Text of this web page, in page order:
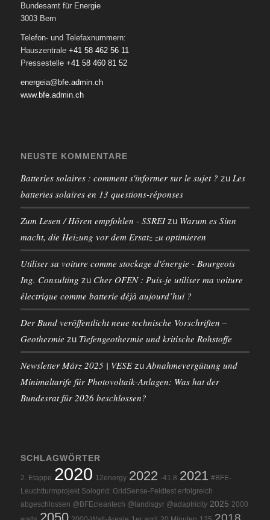
Bundesamt für Energie
3003 Bern
Telefon- und Telefaxnummern:
Hauszentrale +41 58 462 56 11
Pressestelle +41 58 460 81 52
energeia@bfe.admin.ch
www.bfe.admin.ch
NEUSTE KOMMENTARE
Batteries solaires : comment s'informer sur le sujet ? zu Les
batteries solaires en 13 questions-réponses
Zum Lesen / Hören empfohlen - SSREIzu Warum es Sinn
macht, die Heizung vor dem Ersatz zu optimieren
Utiliser sa voiture comme stockage d'énergie - Bourgeois
Ing. Consulting zu Cher OFEN : Puis-je utiliser ma voiture
électrique comme batterie déjà aujourd’hui ?
Der Bund veröffentlicht neue technische Vorschriften –
Geothermie zu Tiefengeothermie und kritische Rohstoffe
Newsletter März 2025 | VESEzu Abnahmevergütung und
Minimaltarife für Photovoltaik-Anlagen: Was hat der
Bundesrat für 2026 beschlossen?
SCHLAGWÖRTER
2. Etappe 2020 12energy 2022 -41.8 2021 #BFE-
Leuchtturmprojekt Sologrid: GridSense-Feldtest erfolgreich
abgeschlossen @BFEcleantech @landisgyr @adaptricity 2025 2000